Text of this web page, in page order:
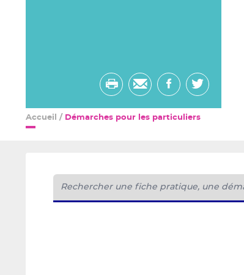
ImprimerEnvoyer
par
Partager
sur
Partager
sur
Accueil / Démarches pour les particuliers